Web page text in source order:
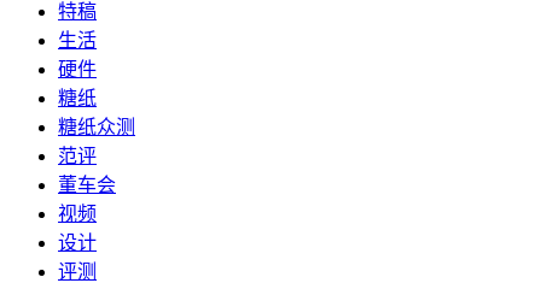
特稿
生活
硬件
糖纸
糖纸众测
范评
董车会
视频
设计
评测